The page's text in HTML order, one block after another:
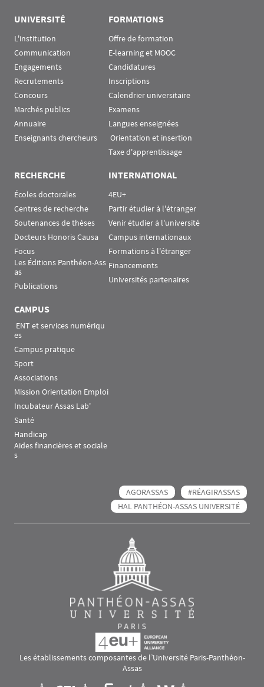
UNIVERSITÉ
L'institution
Communication
Engagements
Recrutements
Concours
Marchés publics
Annuaire
Enseignants chercheurs
FORMATIONS
Offre de formation
E-learning et MOOC
Candidatures
Inscriptions
Calendrier universitaire
Examens
Langues enseignées
Orientation et insertion
Taxe d'apprentissage
RECHERCHE
Écoles doctorales
Centres de recherche
Soutenances de thèses
Docteurs Honoris Causa
Focus
Les Éditions Panthéon-Ass
as
Publications
INTERNATIONAL
4EU+
Partir étudier à l'étranger
Venir étudier à l'université
Campus internationaux
Formations à l'étranger
Financements
Universités partenaires
CAMPUS
es
Campus pratique
Sport
Associations
Mission Orientation Emploi
Incubateur Assas Lab'
Santé
Handicap
Aides financières et sociale
s
AGORASSAS
#RÉAGIRASSAS
HAL PANTHÉON-ASSAS UNIVERSITÉ
Les établissements composantes de l’Université Paris-Panthéon-
Assas